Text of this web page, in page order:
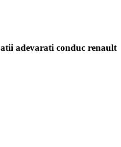
adevarati conduc renault